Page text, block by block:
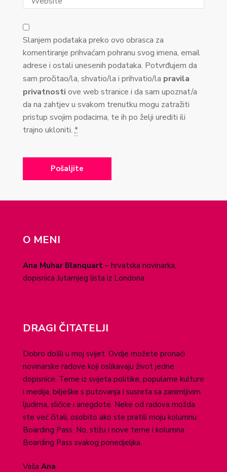
Slanjem podataka preko ovo obrasca za
komentiranje prihvaćam pohranu svog imena, email
adrese i ostali unesenih podataka. Potvrđujem da
sam pročitao/la, shvatio/la i prihvatio/la pravila
privatnosti ove web stranice i da sam upoznat/a
da na zahtjev u svakom trenutku mogu zatražiti
pristup svojim podacima, te ih po želji urediti ili
trajno ukloniti. *
O MENI
Ana Muhar Blanquart – hrvatska novinarka,
dopisnica Jutarnjeg lista iz Londona
DRAGI ČITATELJI
Dobro došli u moj svijet. Ovdje možete pronaći
novinarske radove koji oslikavaju život jedne
dopisnice. Teme iz svijeta politike, popularne kulture
i medija, bilješke s putovanja i susreta sa zanimljivim
ljudima, sličice i anegdote. Neke od radova možda
ste već čitali, osobito ako ste pratili moju kolumnu
Boarding Pass. No, stižu i nove teme i kolumna
Boarding Pass svakog ponedjeljka.
Vaša Ana